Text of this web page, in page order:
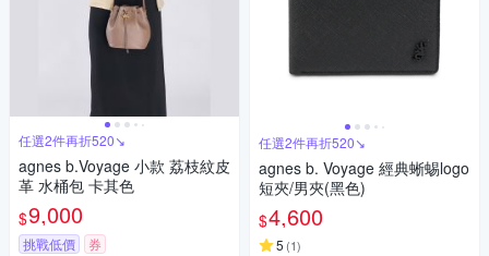
任選2件再折520↘
agnes b.Voyage 小款 荔枝紋皮
革 水桶包 卡其色
$9,000
挑戰低價 券
任選2件再折520↘
agnes b. Voyage 經典蜥蜴logo
短夾/男夾(黑色)
$4,600
5 (1)